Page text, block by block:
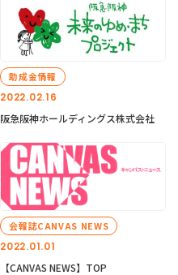
2022.02.16
助成金情報
阪急阪神ホールディングス株式会社
2022.01.01
会報誌CANVAS NEWS
【CANVAS NEWS】TOP